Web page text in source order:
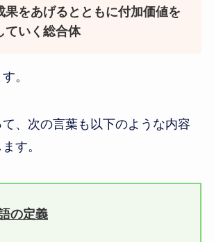
果をあげるとともに付加価値を
ていく総合体
。
、次の言葉も以下のような内容
す。
の定義